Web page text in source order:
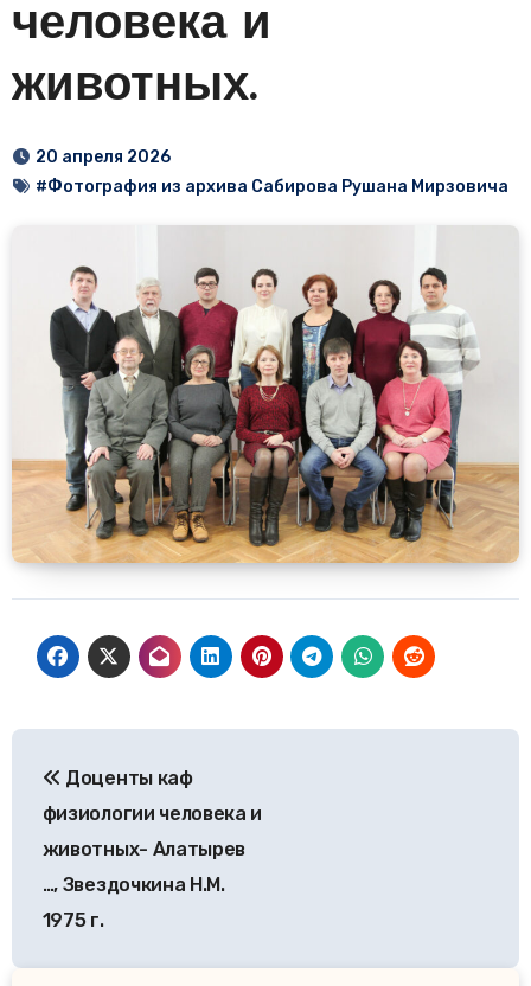
человека и
животных.
20 апреля 2026
#Фотография из архива Сабирова Рушана Мирзовича
по
записям
Доценты каф
физиологии человека и
животных- Алатырев
…, Звездочкина Н.М.
1975 г.